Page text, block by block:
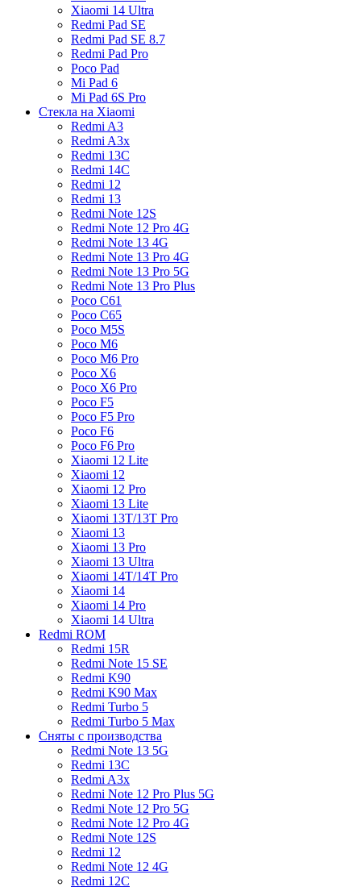
Xiaomi 14 Ultra
Redmi Pad SE
Redmi Pad SE 8.7
Redmi Pad Pro
Poco Pad
Mi Pad 6
Mi Pad 6S Pro
Стекла на Xiaomi
Redmi A3
Redmi A3x
Redmi 13C
Redmi 14C
Redmi 12
Redmi 13
Redmi Note 12S
Redmi Note 12 Pro 4G
Redmi Note 13 4G
Redmi Note 13 Pro 4G
Redmi Note 13 Pro 5G
Redmi Note 13 Pro Plus
Poco C61
Poco C65
Poco M5S
Poco M6
Poco M6 Pro
Poco X6
Poco X6 Pro
Poco F5
Poco F5 Pro
Poco F6
Poco F6 Pro
Xiaomi 12 Lite
Xiaomi 12
Xiaomi 12 Pro
Xiaomi 13 Lite
Xiaomi 13T/13T Pro
Xiaomi 13
Xiaomi 13 Pro
Xiaomi 13 Ultra
Xiaomi 14T/14T Pro
Xiaomi 14
Xiaomi 14 Pro
Xiaomi 14 Ultra
Redmi ROM
Redmi 15R
Redmi Note 15 SE
Redmi K90
Redmi K90 Max
Redmi Turbo 5
Redmi Turbo 5 Max
Сняты с производства
Redmi Note 13 5G
Redmi 13C
Redmi A3x
Redmi Note 12 Pro Plus 5G
Redmi Note 12 Pro 5G
Redmi Note 12 Pro 4G
Redmi Note 12S
Redmi 12
Redmi Note 12 4G
Redmi 12C